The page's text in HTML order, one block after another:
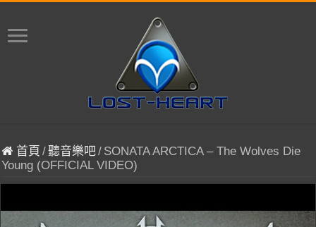
首頁 /聽音樂吧/ SONATA ARCTICA – The Wolves Die
Young (OFFICIAL VIDEO)